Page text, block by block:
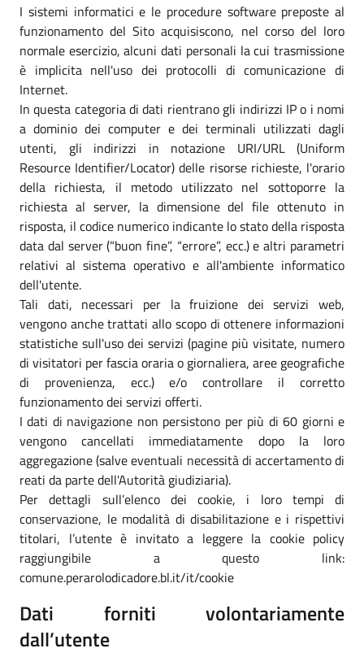
I sistemi informatici e le procedure software preposte al
funzionamento del Sito acquisiscono, nel corso del loro
normale esercizio, alcuni dati personali la cui trasmissione
è implicita nell'uso dei protocolli di comunicazione di
Internet.
In questa categoria di dati rientrano gli indirizzi IP o i nomi
a dominio dei computer e dei terminali utilizzati dagli
utenti, gli indirizzi in notazione URI/URL (Uniform
Resource Identifier/Locator) delle risorse richieste, l'orario
della richiesta, il metodo utilizzato nel sottoporre la
richiesta al server, la dimensione del file ottenuto in
risposta, il codice numerico indicante lo stato della risposta
data dal server (“buon fine”, “errore”, ecc.) e altri parametri
relativi al sistema operativo e all'ambiente informatico
dell'utente.
Tali dati, necessari per la fruizione dei servizi web,
vengono anche trattati allo scopo di ottenere informazioni
statistiche sull'uso dei servizi (pagine più visitate, numero
di visitatori per fascia oraria o giornaliera, aree geografiche
di provenienza, ecc.) e/o controllare il corretto
funzionamento dei servizi offerti.
I dati di navigazione non persistono per più di 60 giorni e
vengono cancellati immediatamente dopo la loro
aggregazione (salve eventuali necessità di accertamento di
reati da parte dell'Autorità giudiziaria).
Per dettagli sull’elenco dei cookie, i loro tempi di
conservazione, le modalità di disabilitazione e i rispettivi
titolari, l’utente è invitato a leggere la cookie policy
raggiungibile a questo link:
comune.perarolodicadore.bl.it/it/cookie
Dati forniti volontariamente
dall’utente